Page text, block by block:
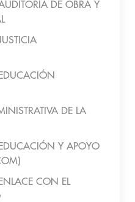
DE OBRA Y
DE LA
Y APOYO
CON EL